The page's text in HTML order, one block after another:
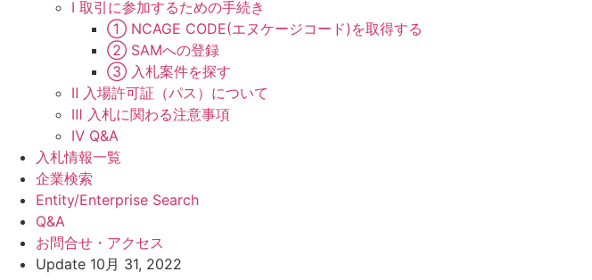
Ⅰ 取引に参加するための手続き
① NCAGE CODE(エヌケージコード)を取得する
② SAMへの登録
③ 入札案件を探す
Ⅱ 入場許可証（パス）について
Ⅲ 入札に関わる注意事項
Ⅳ Q&A
入札情報一覧
企業検索
Entity/Enterprise Search
Q&A
お問合せ・アクセス
Update 10月 31, 2022